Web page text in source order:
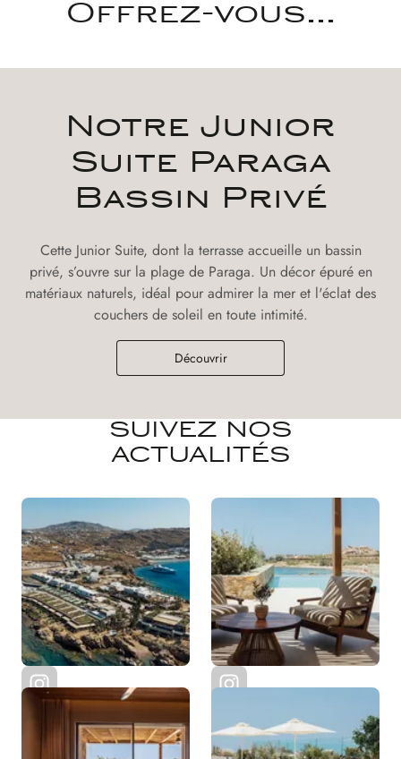
Offrez-vous...
Notre Junior
Suite Paraga
Bassin Privé
Cette Junior Suite, dont la terrasse accueille un bassin
privé, s’ouvre sur la plage de Paraga. Un décor épuré en
matériaux naturels, idéal pour admirer la mer et l'éclat des
couchers de soleil en toute intimité.
Découvrir
SUIVEZ NOS
ACTUALITÉS